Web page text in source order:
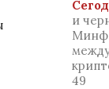
и
49